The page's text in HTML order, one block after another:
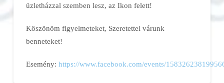
üzletházzal szemben lesz, az Ikon felett!
Köszönöm figyelmeteket, Szeretettel várunk
benneteket!
Esemény: https://www.facebook.com/events/